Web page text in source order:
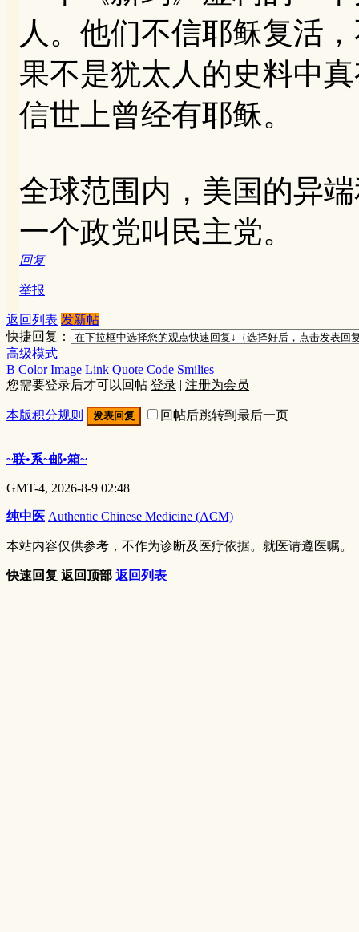
人。他们不信耶稣复活
果不是犹太人的史料中
信世上曾经有耶稣。
全球范围内，美国的异
一个政党叫民主党。
回复
举报
返回列表 发新帖
快捷回复：
高级模式
B Color Image Link Quote Code Smilies
您需要登录后才可以回帖 登录 | 注册为会员
本版积分规则 发表回复 回帖后跳转到最后一页
~联•系~邮•箱~
GMT-4, 2026-8-9 02:48
纯中医 Authentic Chinese Medicine (ACM)
本站内容仅供参考，不作为诊断及医疗依据。就医请遵医嘱。
快速回复 返回顶部 返回列表